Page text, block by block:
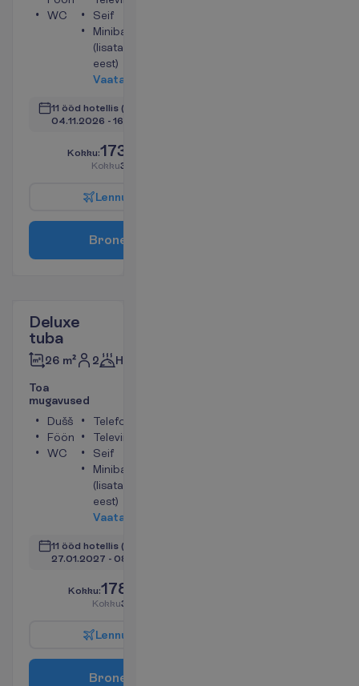
WC
Seif
Minibaar
(lisatasu
eest)
Vaata
11 ööd hotellis (12 ööd kokku)
04.11.2026 - 16.11.2026
Kokku:1739.00
Kokku3478.00
Lennu
Brone
Deluxe
tuba
26 m² 2 Hommikusöök
Toa
mugavused
Dušš
Föön
WC
Telefon
Televiisor
Seif
Minibaar
(lisatasu
eest)
Vaata
11 ööd hotellis (12 ööd kokku)
27.01.2027 - 08.02.2027
Kokku:1785.00
Kokku3570.00
Lennu
Brone